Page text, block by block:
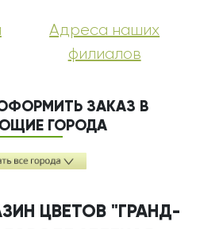
Адреса наших
филиалов
ЗАКАЗ В
ГОРОДА
ЦВЕТОВ "ГРАНД-